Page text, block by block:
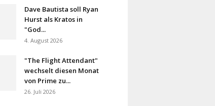
Dave Bautista soll Ryan
Hurst als Kratos in
"God...
4. August 2026
"The Flight Attendant"
wechselt diesen Monat
von Prime zu...
26. Juli 2026